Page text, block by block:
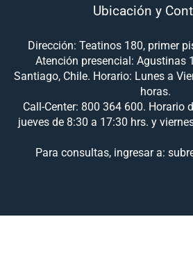
Ubicación y
Dirección: Teatinos 180, primer
Atención presencial: Agustinas
Santiago, Chile. Horario: Lunes a
horas.
Call-Center: 800 364 600. Horario
jueves de 8:30 a 17:30 hrs. y
Para consultas, ingresar a: